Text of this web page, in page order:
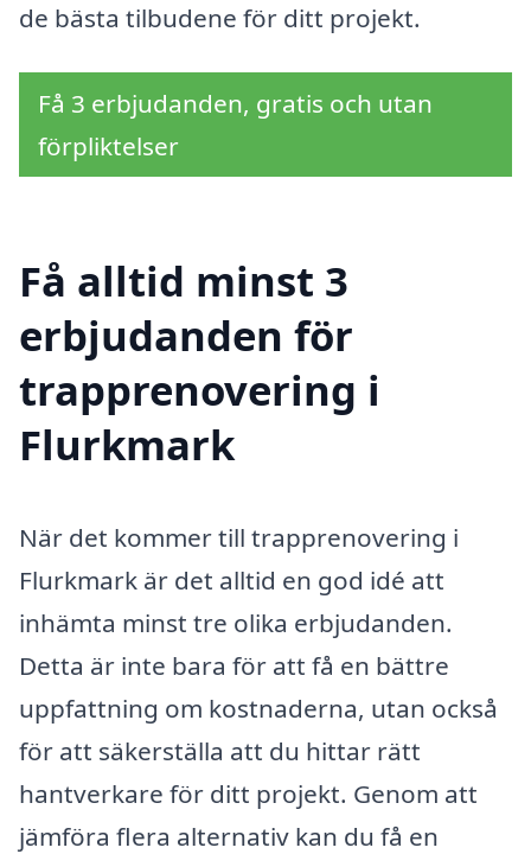
de bästa tilbudene för ditt projekt.
Få 3 erbjudanden, gratis och utan
förpliktelser
Få alltid minst 3
erbjudanden för
trapprenovering i
Flurkmark
När det kommer till trapprenovering i
Flurkmark är det alltid en god idé att
inhämta minst tre olika erbjudanden.
Detta är inte bara för att få en bättre
uppfattning om kostnaderna, utan också
för att säkerställa att du hittar rätt
hantverkare för ditt projekt. Genom att
jämföra flera alternativ kan du få en